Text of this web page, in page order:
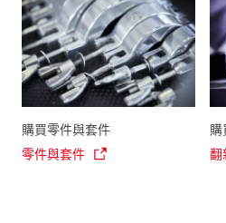
購買零件與套件
零件與套件
翻